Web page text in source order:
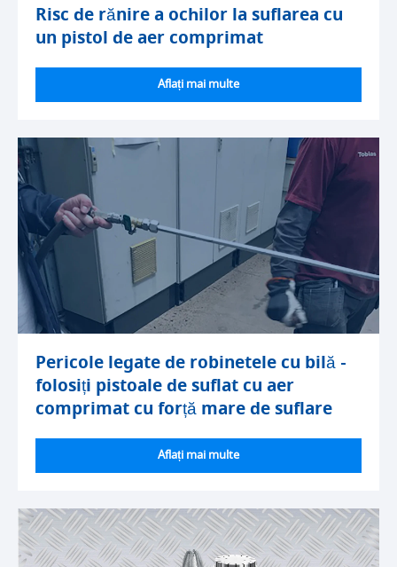
Risc de rănire a ochilor la suflarea cu
un pistol de aer comprimat
Aflați mai multe
Pericole legate de robinetele cu bilă -
folosiți pistoale de suflat cu aer
comprimat cu forță mare de suflare
Aflați mai multe